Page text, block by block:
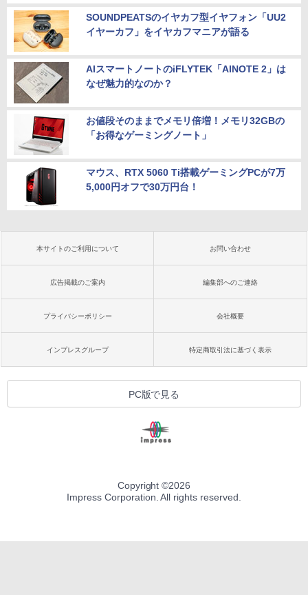
SOUNDPEATSのイヤカフ型イヤフォン「UU2
イヤーカフ」をイヤカフマニアが語る
AIスマートノートのiFLYTEK「AINOTE 2」は
なぜ魅力的なのか？
お値段そのままでメモリ倍増！メモリ32GBの
「お得なゲーミングノート」
マウス、RTX 5060 Ti搭載ゲーミングPCが7万
5,000円オフで30万円台！
本サイトのご利用について お問い合わせ
広告掲載のご案内 編集部へのご連絡
プライバシーポリシー 会社概要
インプレスグループ 特定商取引法に基づく表示
PC版で見る
Copyright ©2026
Impress Corporation. All rights reserved.